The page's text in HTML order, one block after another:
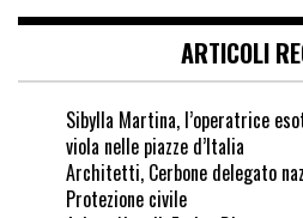
ARTICOLI
Sibylla Martina, l’operatrice
viola nelle piazze d’Italia
Architetti, Cerbone delegato
Protezione civile